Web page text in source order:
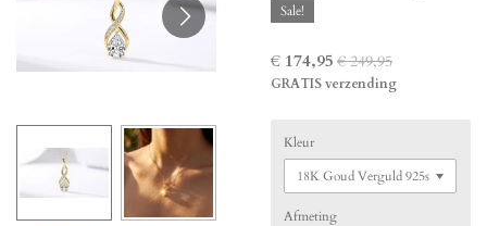
Sale!
€ 174,95 € 249,95
GRATIS verzending
Kleur
Afmeting